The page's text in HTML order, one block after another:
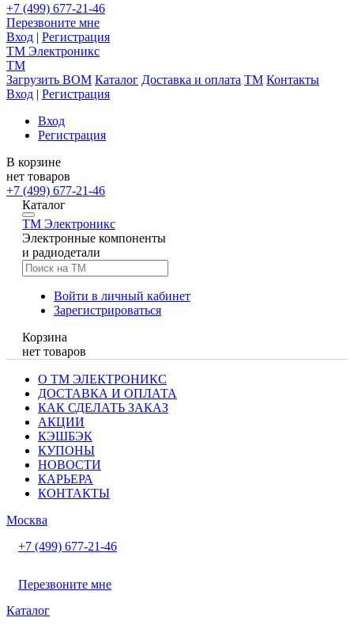
+7 (499) 677-21-46
Перезвоните мне
Вход | Регистрация
TM Электроникс
TM
Загрузить BOM Каталог Доставка и оплата TM Контакты
Вход | Регистрация
Вход
Регистрация
В корзине
нет товаров
+7 (499) 677-21-46
Каталог
TM Электроникс
Электронные компоненты
и радиодетали
Войти в личный кабинет
Зарегистрироваться
Корзина
нет товаров
О ТМ ЭЛЕКТРОНИКС
ДОСТАВКА И ОПЛАТА
КАК СДЕЛАТЬ ЗАКАЗ
АКЦИИ
КЭШБЭК
КУПОНЫ
НОВОСТИ
КАРЬЕРА
КОНТАКТЫ
Москва
+7 (499) 677-21-46
Перезвоните мне
Каталог